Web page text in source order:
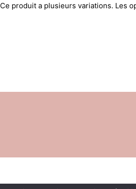
Ce produit a plusieurs variations. Les